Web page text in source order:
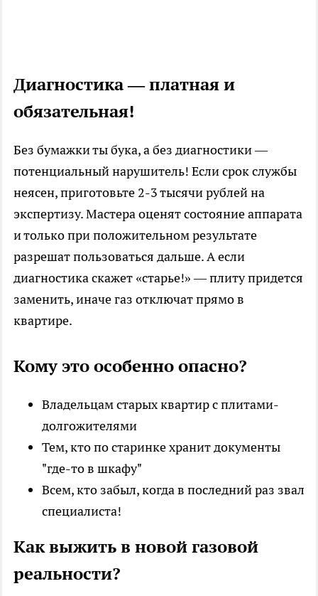
Диагностика — платная и
обязательная!
Без бумажки ты бука, а без диагностики —
потенциальный нарушитель! Если срок службы
неясен, приготовьте 2-3 тысячи рублей на
экспертизу. Мастера оценят состояние аппарата
и только при положительном результате
разрешат пользоваться дальше. А если
диагностика скажет «старье!» — плиту придется
заменить, иначе газ отключат прямо в
квартире.
Кому это особенно опасно?
Владельцам старых квартир с плитами-
долгожителями
Тем, кто по старинке хранит документы
"где-то в шкафу"
Всем, кто забыл, когда в последний раз звал
специалиста!
Как выжить в новой газовой
реальности?